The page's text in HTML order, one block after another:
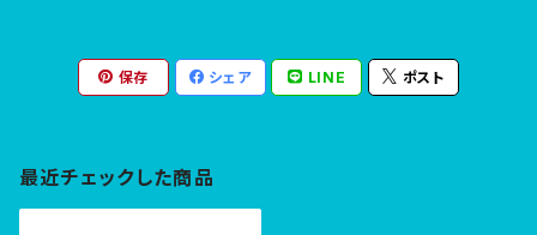
保存 シェア LINE ポスト
最近チェックした商品